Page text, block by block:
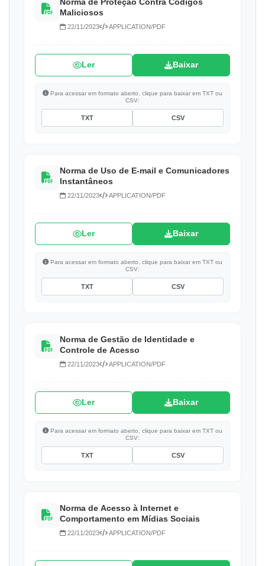
Norma de Proteção Contra Códigos
Maliciosos
22/11/2023 APPLICATION/PDF
Ler Baixar
Para acessar em formato aberto, clique para baixar em TXT ou
CSV:
TXT CSV
Norma de Uso de E-mail e Comunicadores
Instantâneos
22/11/2023 APPLICATION/PDF
Ler Baixar
Para acessar em formato aberto, clique para baixar em TXT ou
CSV:
TXT CSV
Norma de Gestão de Identidade e
Controle de Acesso
22/11/2023 APPLICATION/PDF
Ler Baixar
Para acessar em formato aberto, clique para baixar em TXT ou
CSV:
TXT CSV
Norma de Acesso à Internet e
Comportamento em Mídias Sociais
22/11/2023 APPLICATION/PDF